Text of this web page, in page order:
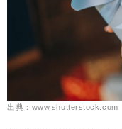
出典：www.shutterstock.com